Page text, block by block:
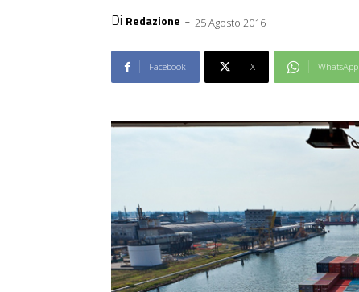
Di Redazione - 25 Agosto 2016
Facebook X WhatsApp